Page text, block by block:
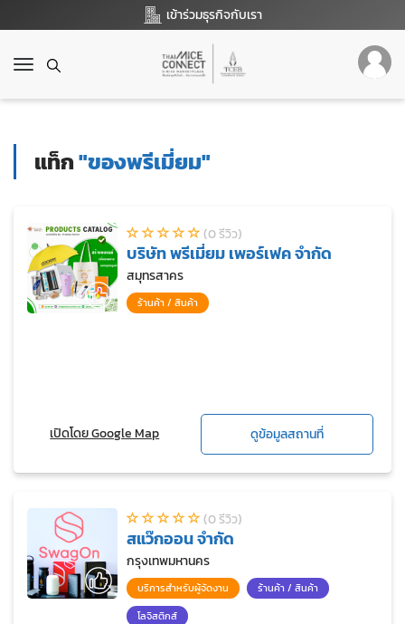
เข้าร่วมธุรกิจกับเรา
T
g
g
a
แท็ก"ของพรีเมี่ยม"
(0 รีวิว)
บริษัท พรีเมี่ยม เพอร์เฟค จำกัด
สมุทรสาคร
ร้านค้า / สินค้า
เปิดโดย Google Map ดูข้อมูลสถานที่
(0 รีวิว)
สแว๊กออน จำกัด
กรุงเทพมหานคร
บริการสำหรับผู้จัดงาน
ร้านค้า / สินค้า
โลจิสติกส์